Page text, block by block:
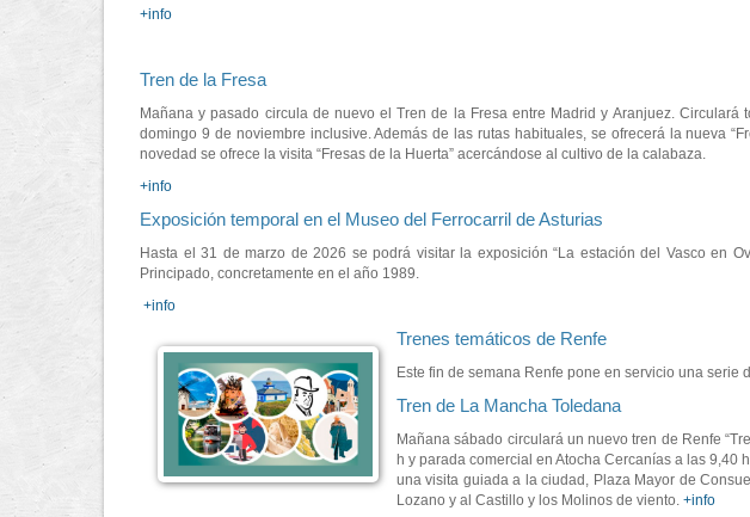
+info
Tren de la Fresa
Mañana y pasado circula de nuevo el Tren de la Fresa entre Madrid y Aranjuez. Circulará
domingo 9 de noviembre inclusive. Además de las rutas habituales, se ofrecerá la nueva
novedad se ofrece la visita “Fresas de la Huerta” acercándose al cultivo de la calabaza.
+info
Exposición temporal en el Museo del Ferrocarril de Asturias
Hasta el 31 de marzo de 2026 se podrá visitar la exposición “La estación del Vasco en
Principado, concretamente en el año 1989.
+info
Trenes temáticos de Renfe
Este fin de semana Renfe pone en servicio una serie
Tren de La Mancha Toledana
Mañana sábado circulará un nuevo tren de Renfe
h y parada comercial en Atocha Cercanías a las
una visita guiada a la ciudad, Plaza Mayor de
Lozano y al Castillo y los Molinos de viento. +info